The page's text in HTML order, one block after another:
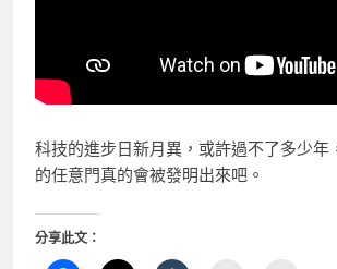
科技的進步日新月異，或許過不了多少年
的任意門真的會被發明出來吧。
分享此文：